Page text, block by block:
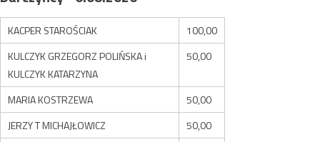
KACPER STAROŚCIAK
100,00
KULCZYK GRZEGORZ POLIŃSKA i
KULCZYK KATARZYNA
50,00
MARIA KOSTRZEWA
50,00
JERZY T MICHAJŁOWICZ
50,00